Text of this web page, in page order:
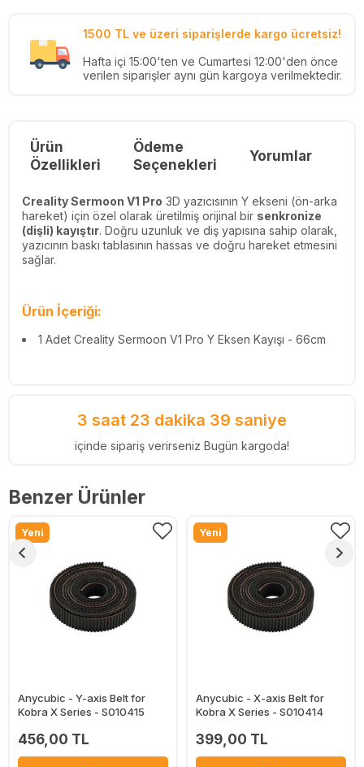
1500 TL ve üzeri siparişlerde kargo ücretsiz!
Hafta içi 15:00'ten ve Cumartesi 12:00'den önce
verilen siparişler aynı gün kargoya verilmektedir.
Ürün
Özellikleri
Ödeme
Seçenekleri
Yorumlar
Creality Sermoon V1 Pro 3D yazıcısının Y ekseni (ön-arka
hareket) için özel olarak üretilmiş orijinal bir senkronize
(dişli) kayıştır. Doğru uzunluk ve diş yapısına sahip olarak,
yazıcının baskı tablasının hassas ve doğru hareket etmesini
sağlar.
Ürün İçeriği:
1 Adet Creality Sermoon V1 Pro Y Eksen Kayışı - 66cm
3 saat 23 dakika 39 saniye
içinde sipariş verirseniz Bugün kargoda!
Benzer Ürünler
Yeni
Anycubic - Y-axis Belt for
Kobra X Series - S010415
456,00 TL
Yeni
Anycubic - X-axis Belt for
Kobra X Series - S010414
399,00 TL